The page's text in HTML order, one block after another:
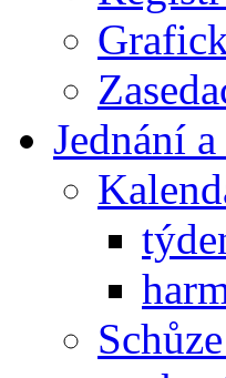
Jednání